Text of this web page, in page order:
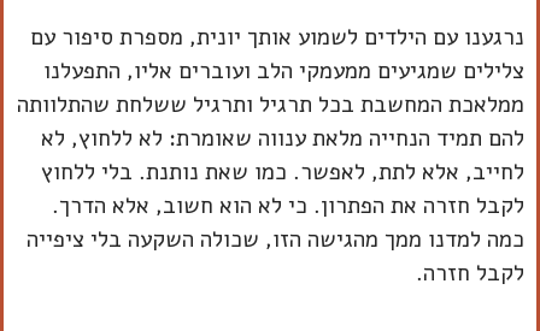
נרגענו עם הילדים לשמוע אותך יונית, מספרת סיפור עם
צלילים שמגיעים ממעמקי הלב ועוברים אליו, התפעלנו
ממלאכת המחשבת בכל תרגיל ותרגיל ששלחת שהתלוותה
להם תמיד הנחייה מלאת ענווה שאומרת: לא ללחוץ, לא
לחייב, אלא לתת, לאפשר. כמו שאת נותנת. בלי ללחוץ
לקבל חזרה את הפתרון. כי לא הוא חשוב, אלא הדרך.
כמה למדנו ממך מהגישה הזו, שכולה השקעה בלי ציפייה
לקבל חזרה.